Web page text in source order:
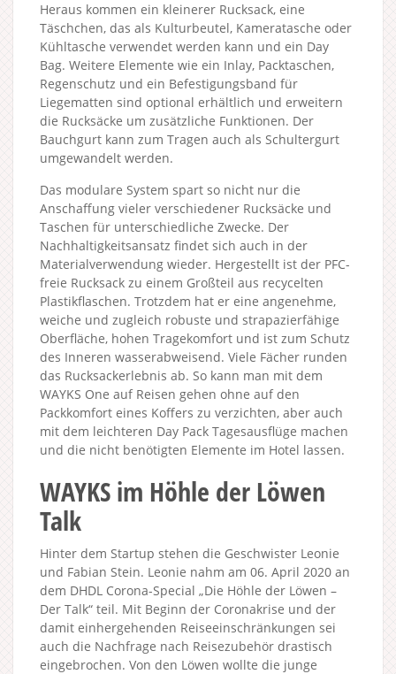
Heraus kommen ein kleinerer Rucksack, eine
Täschchen, das als Kulturbeutel, Kameratasche oder
Kühltasche verwendet werden kann und ein Day
Bag. Weitere Elemente wie ein Inlay, Packtaschen,
Regenschutz und ein Befestigungsband für
Liegematten sind optional erhältlich und erweitern
die Rucksäcke um zusätzliche Funktionen. Der
Bauchgurt kann zum Tragen auch als Schultergurt
umgewandelt werden.
Das modulare System spart so nicht nur die
Anschaffung vieler verschiedener Rucksäcke und
Taschen für unterschiedliche Zwecke. Der
Nachhaltigkeitsansatz findet sich auch in der
Materialverwendung wieder. Hergestellt ist der PFC-
freie Rucksack zu einem Großteil aus recycelten
Plastikflaschen. Trotzdem hat er eine angenehme,
weiche und zugleich robuste und strapazierfähige
Oberfläche, hohen Tragekomfort und ist zum Schutz
des Inneren wasserabweisend. Viele Fächer runden
das Rucksackerlebnis ab. So kann man mit dem
WAYKS One auf Reisen gehen ohne auf den
Packkomfort eines Koffers zu verzichten, aber auch
mit dem leichteren Day Pack Tagesausflüge machen
und die nicht benötigten Elemente im Hotel lassen.
WAYKS im Höhle der Löwen
Talk
Hinter dem Startup stehen die Geschwister Leonie
und Fabian Stein. Leonie nahm am 06. April 2020 an
dem DHDL Corona-Special „Die Höhle der Löwen –
Der Talk“ teil. Mit Beginn der Coronakrise und der
damit einhergehenden Reiseeinschränkungen sei
auch die Nachfrage nach Reisezubehör drastisch
eingebrochen. Von den Löwen wollte die junge